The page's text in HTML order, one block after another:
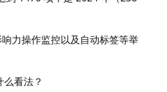
力操作监控以及自动标签等举
看法？